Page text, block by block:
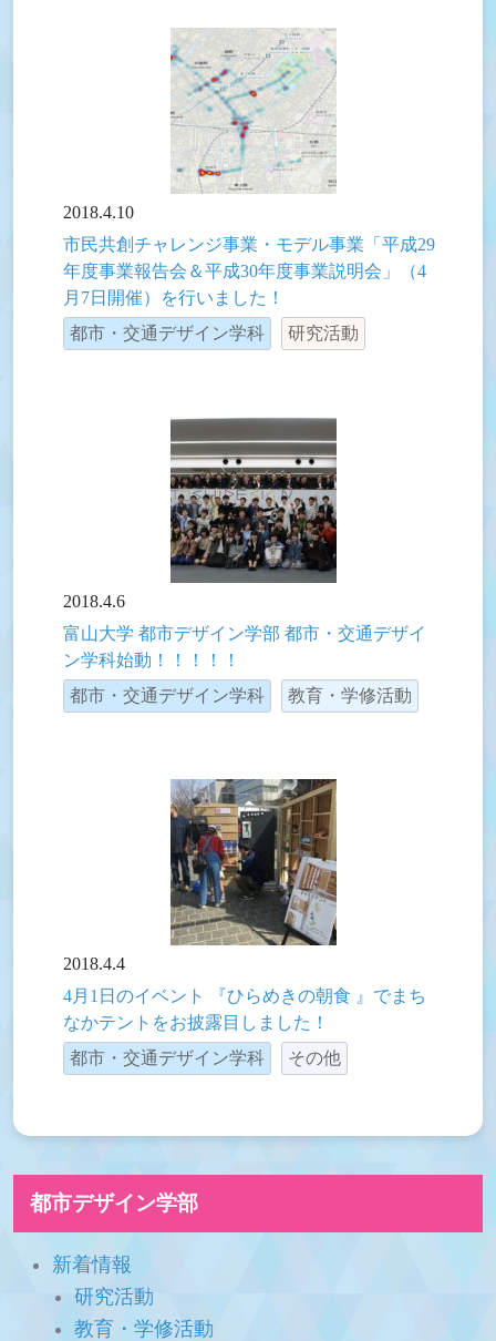
2018.4.10
市民共創チャレンジ事業・モデル事業「平成29
年度事業報告会＆平成30年度事業説明会」（4
月7日開催）を行いました！
都市・交通デザイン学科
研究活動
2018.4.6
富山大学 都市デザイン学部 都市・交通デザイ
ン学科始動！！！！！
都市・交通デザイン学科
教育・学修活動
2018.4.4
4月1日のイベント 『ひらめきの朝食 』でまち
なかテントをお披露目しました！
都市・交通デザイン学科
その他
都市デザイン学部
新着情報
研究活動
教育・学修活動